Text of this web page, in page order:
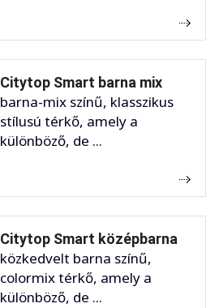
Citytop Smart barna mix
barna-mix színű, klasszikus
stílusú térkő, amely a
különböző, de ...
Citytop Smart középbarna
közkedvelt barna színű,
colormix térkő, amely a
különböző, de ...